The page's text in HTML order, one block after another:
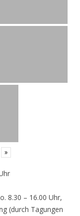
»
8.30 – 16.00 Uhr,
(durch Tagungen